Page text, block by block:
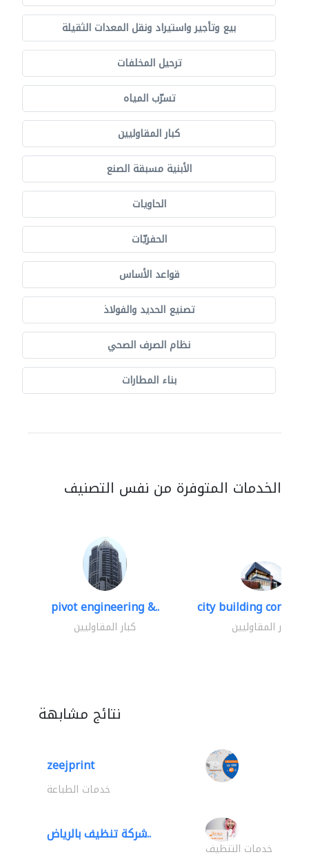
بيع وتأجير واستيراد ونقل المعدات الثقيلة
ترحيل المخلفات
تسرّب المياه
كبار المقاوليين
الأبنية مسبقة الصنع
الحاويات
الحفريّات
قواعد الأساس
تصنيع الحديد والفولاذ
نظام الصرف الصحي
بناء المطارات
الخدمات المتوفرة من نفس التصنيف
pivot engineering &..
كبار المقاوليين
city building
كبار المقاوليين
نتائج مشابهة
zeejprint
خدمات الطباعة
شركة تنظيف بالرياض..
خدمات التنظيف